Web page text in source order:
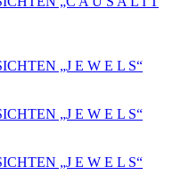
„J E W E L S“
„J E W E L S“
„J E W E L S“